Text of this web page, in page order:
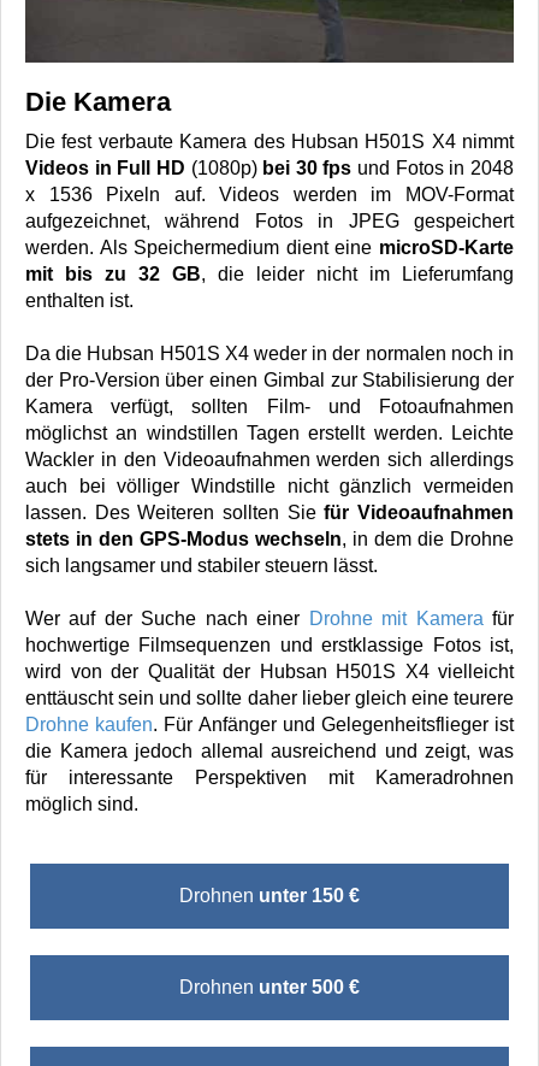
Die Kamera
Die fest verbaute Kamera des Hubsan H501S X4 nimmt
Videos in Full HD (1080p)bei 30 fps und Fotos in 2048
x 1536 Pixeln auf. Videos werden im MOV-Format
aufgezeichnet, während Fotos in JPEG gespeichert
werden. Als Speichermedium dient eine microSD-Karte
mit bis zu 32 GB, die leider nicht im Lieferumfang
enthalten ist.
Da die Hubsan H501S X4 weder in der normalen noch in
der Pro-Version über einen Gimbal zur Stabilisierung der
Kamera verfügt, sollten Film- und Fotoaufnahmen
möglichst an windstillen Tagen erstellt werden. Leichte
Wackler in den Videoaufnahmen werden sich allerdings
auch bei völliger Windstille nicht gänzlich vermeiden
lassen. Des Weiteren sollten Siefür Videoaufnahmen
stets in den GPS-Modus wechseln, in dem die Drohne
sich langsamer und stabiler steuern lässt.
Wer auf der Suche nach einer Drohne mit Kamera für
hochwertige Filmsequenzen und erstklassige Fotos ist,
wird von der Qualität der Hubsan H501S X4 vielleicht
enttäuscht sein und sollte daher lieber gleich eine teurere
Drohne kaufen. Für Anfänger und Gelegenheitsflieger ist
die Kamera jedoch allemal ausreichend und zeigt, was
für interessante Perspektiven mit Kameradrohnen
möglich sind.
Drohnen unter 150 €
Drohnen unter 500 €